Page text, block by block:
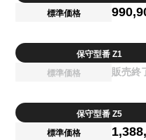
標準価格
保守型番 Z1
標準価格
販売終
保守型番 Z5
標準価格